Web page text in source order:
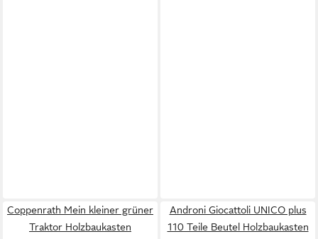
Coppenrath Mein kleiner grüner
Traktor Holzbaukasten
Androni Giocattoli UNICO plus
110 Teile Beutel Holzbaukasten